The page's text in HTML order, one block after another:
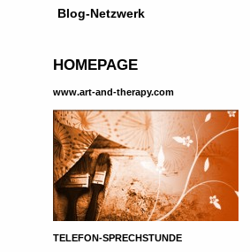
Blog-Netzwerk
HOMEPAGE
www.art-and-therapy.com
TELEFON-SPRECHSTUNDE